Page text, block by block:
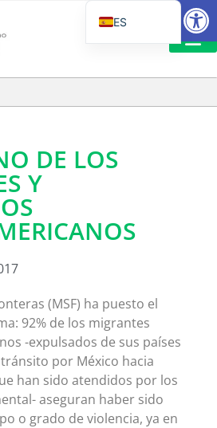
DE LOS
Y
(MSF) ha puesto el
92% de los migrantes
-expulsados de sus países
por México hacia
han sido atendidos por los
aseguran haber sido
o grado de violencia, ya en
ES
EN